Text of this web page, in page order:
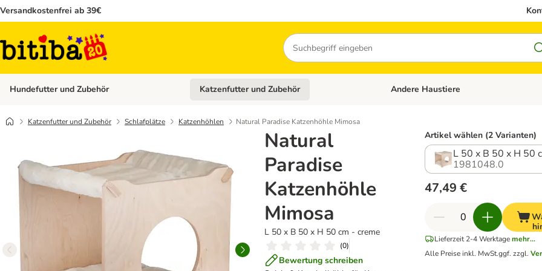
Versandkostenfrei ab 39€
Suchen
Hundefutter und Zubehör Kategorie-Menü öffnen: Hundefutter und Zubehör
Katzenfutter und Zubehör Kategorie-Menü öffnen: Katzenfutter und
Andere Haustiere
Katzenfutter und Zubehör Schlafplätze Katzenhöhlen Natural Paradise Katzenhöhle Mimosa
Natural
Paradise
Katzenhöhle
Mimosa
L 50 x B 50 x H 50 cm - creme
(0)
Bewertung schreiben
Artikel wählen (2 Varianten)
L 50 x B 50 x H 50
1981048.0
47,49 €
Lieferzeit 2-4 Werktage mehr...
Alle Preise inkl. MwSt.ggf. zzgl.